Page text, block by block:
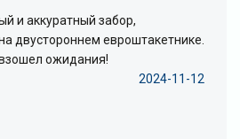
и аккуратный забор,
двустороннем евроштакетнике.
ожидания!
2024-11-12